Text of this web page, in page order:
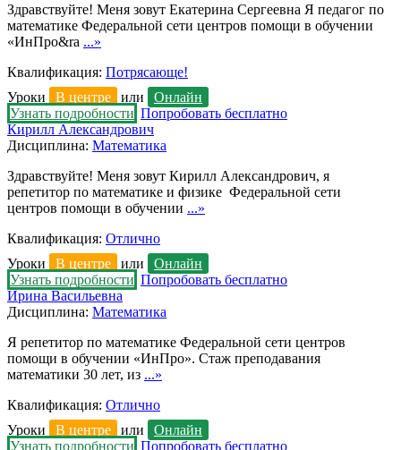
Здравствуйте! Меня зовут Екатерина Сергеевна Я педагог по
математике Федеральной сети центров помощи в обучении
«ИнПро&ra ...»
Квалификация: Потрясающе!
Уроки
В центре или
Онлайн
Узнать подробности Попробовать бесплатно
Кирилл Александрович
Дисциплина: Математика
Здравствуйте! Меня зовут Кирилл Александрович, я
репетитор по математике и физике Федеральной сети
центров помощи в обучении ...»
Квалификация: Отлично
Уроки
В центре или
Онлайн
Узнать подробности Попробовать бесплатно
Ирина Васильевна
Дисциплина: Математика
Я репетитор по математике Федеральной сети центров
помощи в обучении «ИнПро». Стаж преподавания
математики 30 лет, из ...»
Квалификация: Отлично
Уроки
В центре или
Онлайн
Узнать подробности Попробовать бесплатно